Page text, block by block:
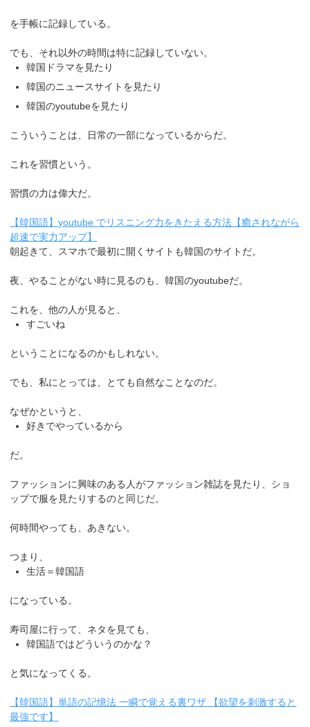
を手帳に記録している。
でも、それ以外の時間は特に記録していない。
韓国ドラマを見たり
韓国のニュースサイトを見たり
韓国のyoutubeを見たり
こういうことは、日常の一部になっているからだ。
これを習慣という。
習慣の力は偉大だ。
【韓国語】youtube でリスニング力をきたえる方法【癒されながら
超速で実力アップ】
朝起きて、スマホで最初に開くサイトも韓国のサイトだ。
夜、やることがない時に見るのも、韓国のyoutubeだ。
これを、他の人が見ると、
すごいね
ということになるのかもしれない。
でも、私にとっては、とても自然なことなのだ。
なぜかというと、
好きでやっているから
だ。
ファッションに興味のある人がファッション雑誌を見たり、ショ
ップで服を見たりするのと同じだ。
何時間やっても、あきない。
つまり、
生活＝韓国語
になっている。
寿司屋に行って、ネタを見ても、
韓国語ではどういうのかな？
と気になってくる。
【韓国語】単語の記憶法 一瞬で覚える裏ワザ 【欲望を刺激すると
最強です】